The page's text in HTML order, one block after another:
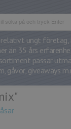
ungt företag,
än 35 års
passar
gåvor, giveaways